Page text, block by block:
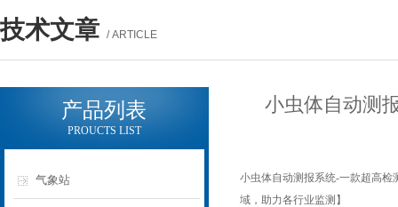
技术文章 / ARTICLE
产品列表
PROUCTS LIST
气象站
小虫体自动测
小虫体自动测报系统-一款超高检
域，助力各行业监测】